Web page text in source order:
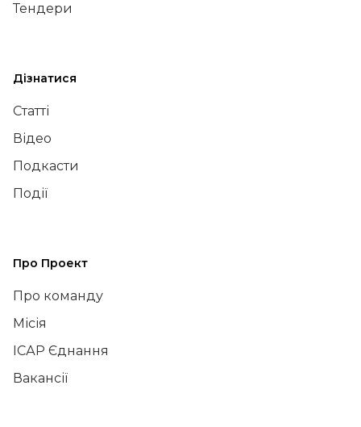
Тендери
Дізнатися
Статті
Відео
Подкасти
Події
Про Проект
Про команду
Місія
ІСАР Єднання
Вакансії